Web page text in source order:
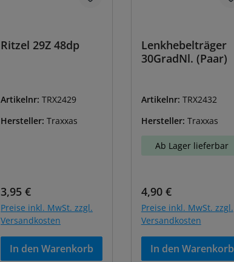
Ritzel 29Z 48dp
Artikelnr: TRX2429
Hersteller: Traxxas
Regulärer Preis:
3,95 €
Preise inkl. MwSt. zzgl.
Versandkosten
In den Warenkorb
Lenkhebelträger
30GradNl. (Paar)
Artikelnr: TRX2432
Hersteller: Traxxas
Ab Lager lieferbar
Regulärer Preis:
4,90 €
Preise inkl. MwSt. zzgl.
Versandkosten
In den Warenkorb